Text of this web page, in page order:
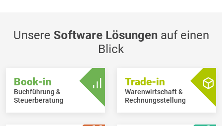
Unsere Software Lösungenauf einen
Blick
Book-in
Buchführung &
Steuerberatung
Trade-in
Warenwirtschaft &
Rechnungsstellung